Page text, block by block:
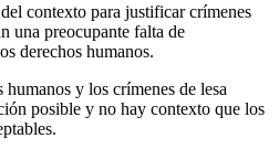
contexto para justificar crímenes
una preocupante falta de
derechos humanos.
y los crímenes de lesa
posible y no hay contexto que los